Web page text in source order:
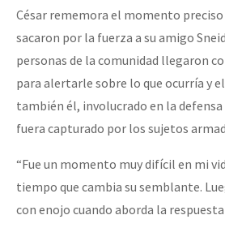
César rememora el momento preciso
sacaron por la fuerza a su amigo
personas de la comunidad llegaron
para alertarle sobre lo que ocurría y
también él, involucrado en la defensa
fuera capturado por los sujetos
“Fue un momento muy difícil en mi
tiempo que cambia su semblante.
con enojo cuando aborda la